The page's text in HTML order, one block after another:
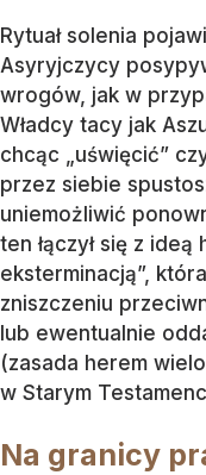
Rytuał solenia
Asyryjczycy
wrogów, jak w
Władcy tacy jak
chcąc „uświęcić”
przez siebie
uniemożliwić
ten łączył się z
eksterminacją”,
zniszczeniu
lub ewentualnie
(zasada herem
w Starym
Na granicy